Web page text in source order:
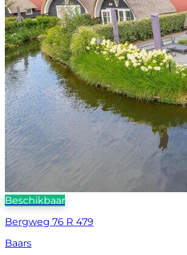
Beschikbaar
Bergweg 76 R 479
Baars